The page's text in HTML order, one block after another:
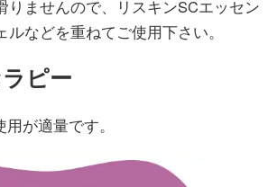
りませんので、リスキンSCエッセン
などを重ねてご使用下さい。
ピー
が適量です。